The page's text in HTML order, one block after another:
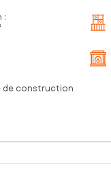
:
de construction